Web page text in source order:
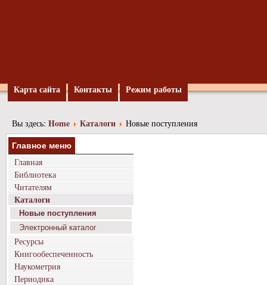
Карта сайта Контакты Режим работы
Вы здесь: Home Каталоги Новые поступления
Главное меню
Главная
Библиотека
Читателям
Каталоги
Новые поступления
Электронный каталог
Ресурсы
Книгообеспеченность
Наукометрия
Периодика